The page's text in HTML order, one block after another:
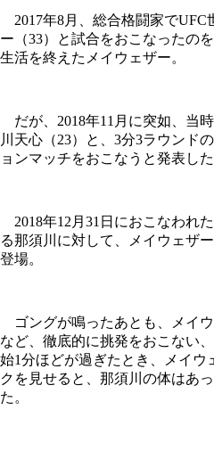
2017年8月、総合格闘家でUFC
ー（33）と試合をおこなったの
生活を終えたメイウェザー。
だが、2018年11月に突如、当
川天心（23）と、3分3ラウンド
ョンマッチをおこなうと発表した
2018年12月31日におこなわれ
る那須川に対して、メイウェザ
登場。
ゴングが鳴ったあとも、メイ
など、徹底的に挑発をおこない
始1分ほどが過ぎたとき、メイウ
クを見せると、那須川の体はあ
た。